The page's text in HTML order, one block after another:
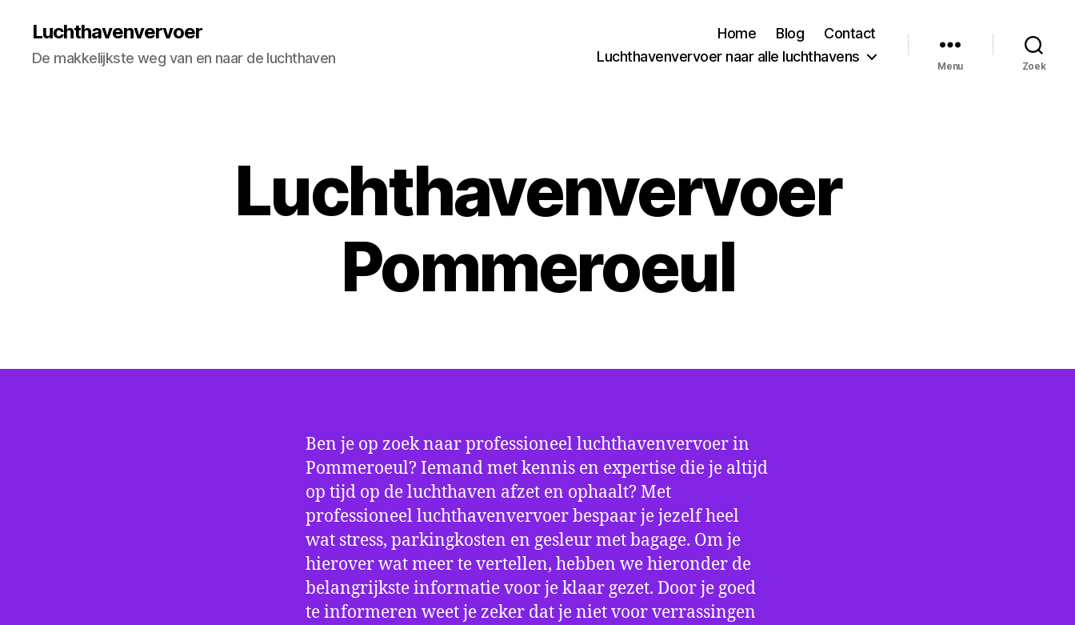
Luchthavenvervoer
De makkelijkste weg van en naar de luchthaven
Home Blog
Contact
Luchthavenvervoer naar alle luchthavens
Menu Zoek
Luchthavenvervoer
Pommeroeul
Ben je op zoek naar professioneel luchthavenvervoer in
Pommeroeul? Iemand met kennis en expertise die je altijd
op tijd op de luchthaven afzet en ophaalt? Met
professioneel luchthavenvervoer bespaar je jezelf heel
wat stress, parkingkosten en gesleur met bagage. Om je
hierover wat meer te vertellen, hebben we hieronder de
belangrijkste informatie voor je klaar gezet. Door je goed
te informeren weet je zeker dat je niet voor verrassingen